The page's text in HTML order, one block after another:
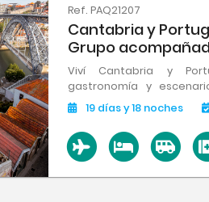
Ref. PAQ21207
Cantabria y
Grupo
Viví Cantabria y
gastronomía y
España y tierras
19 díasy 18 noches